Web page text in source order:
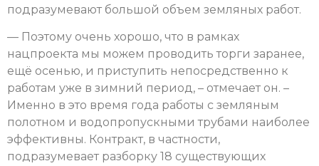
подразумевают большой объем земляных работ.
— Поэтому очень хорошо, что в рамках
нацпроекта мы можем проводить торги заранее,
ещё осенью, и приступить непосредственно к
работам уже в зимний период, – отмечает он. –
Именно в это время года работы с земляным
полотном и водопропускными трубами наиболее
эффективны. Контракт, в частности,
подразумевает разборку 18 существующих